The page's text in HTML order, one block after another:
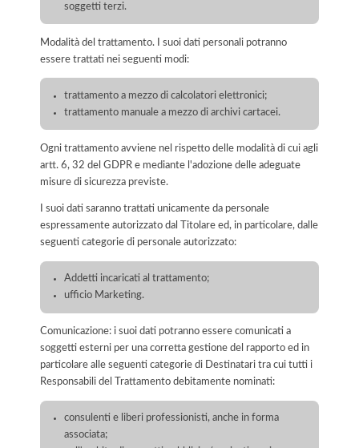
soggetti terzi.
Modalità del trattamento. I suoi dati personali potranno
essere trattati nei seguenti modi:
trattamento a mezzo di calcolatori elettronici;
trattamento manuale a mezzo di archivi cartacei.
Ogni trattamento avviene nel rispetto delle modalità di cui agli
artt. 6, 32 del GDPR e mediante l'adozione delle adeguate
misure di sicurezza previste.
I suoi dati saranno trattati unicamente da personale
espressamente autorizzato dal Titolare ed, in particolare, dalle
seguenti categorie di personale autorizzato:
Addetti incaricati al trattamento;
ufficio Marketing.
Comunicazione: i suoi dati potranno essere comunicati a
soggetti esterni per una corretta gestione del rapporto ed in
particolare alle seguenti categorie di Destinatari tra cui tutti i
Responsabili del Trattamento debitamente nominati:
consulenti e liberi professionisti, anche in forma
associata;